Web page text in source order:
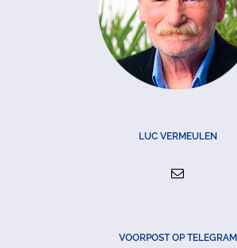
LUC VERMEULEN
VOORPOST OP TELEGRAM